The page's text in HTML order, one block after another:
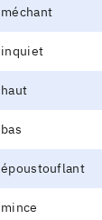
méchant
inquiet
haut
bas
époustouflant
mince